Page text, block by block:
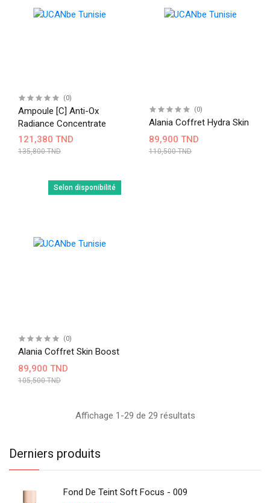
Derniers produits
Fond De Teint Soft Focus - 009
(0)
Ampoule [c] Anti-Ox
Radiance Concentrate
121,380 TND
135,800 TND
(0)
Alania Coffret Hydra Skin
89,900 TND
110,500 TND
Selon disponibilité
(0)
Alania Coffret Skin Boost
89,900 TND
105,500 TND
Affichage 1-29 de 29 résultats